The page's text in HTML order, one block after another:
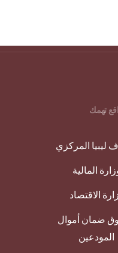
تهمك
المركزي
المالية
الاقتصاد
ضمان أموال
المودعين